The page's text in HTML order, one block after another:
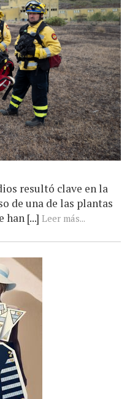
resultó clave en la
de una de las plantas
han [...] Leer más...